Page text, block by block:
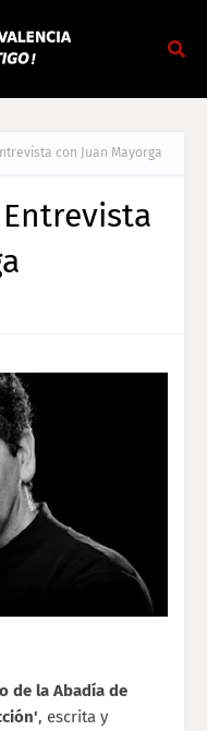
con Juan Mayorga
de la Abadía de
, escrita y